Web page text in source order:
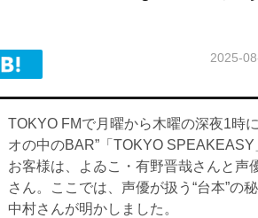
2025-
TOKYO FMで月曜から木曜の深夜1時
オの中のBAR”「TOKYO
お客様は、よゐこ・有野晋哉さんと声
さん。ここでは、声優が扱う“台本”の
中村さんが明かしました。